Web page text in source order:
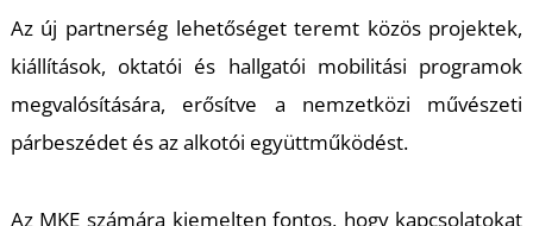
Az új partnerség lehetőséget teremt közös projektek,
kiállítások, oktatói és hallgatói mobilitási programok
megvalósítására, erősítve a nemzetközi művészeti
párbeszédet és az alkotói együttműködést.
Az MKE számára kiemelten fontos, hogy kapcsolatokat